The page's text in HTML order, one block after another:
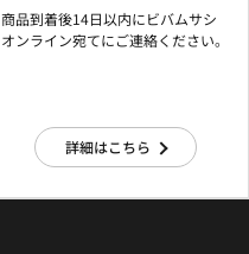
商品到着後14日以内にビバムサシ
オンライン宛てにご連絡ください。
詳細はこちら